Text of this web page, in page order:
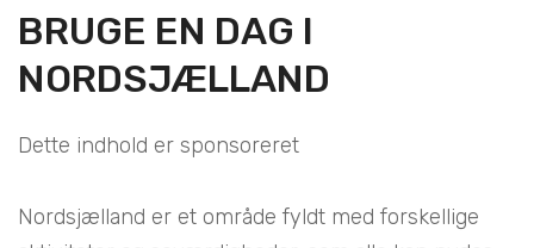
BRUGE EN DAG I
NORDSJÆLLAND
Dette indhold er sponsoreret
Nordsjælland er et område fyldt med forskellige